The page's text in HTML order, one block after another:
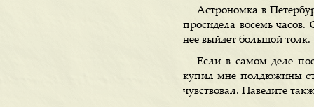
Астрономка в
просидела восемь часов.
нее выйдет большой толк.
Если в самом деле
купил мне полдюжины
чувствовал. Наведите